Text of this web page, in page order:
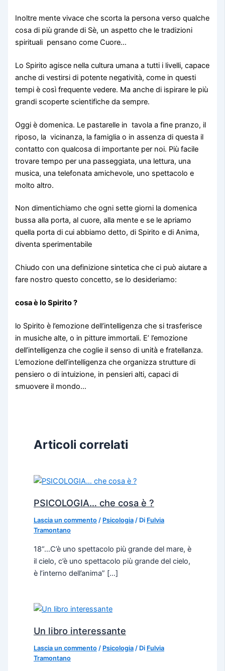
Inoltre mente vivace che scorta la persona verso qualche
cosa di più grande di Sè, un aspetto che le tradizioni
spirituali pensano come Cuore…
Lo Spirito agisce nella cultura umana a tutti i livelli, capace
anche di vestirsi di potente negatività, come in questi
tempi è così frequente vedere. Ma anche di ispirare le più
grandi scoperte scientifiche da sempre.
Oggi è domenica. Le pastarelle in tavola a fine pranzo, il
riposo, la vicinanza, la famiglia o in assenza di questa il
contatto con qualcosa di importante per noi. Più facile
trovare tempo per una passeggiata, una lettura, una
musica, una telefonata amichevole, uno spettacolo e
molto altro.
Non dimentichiamo che ogni sette giorni la domenica
bussa alla porta, al cuore, alla mente e se le apriamo
quella porta di cui abbiamo detto, di Spirito e di Anima,
diventa sperimentabile
Chiudo con una definizione sintetica che ci può aiutare a
fare nostro questo concetto, se lo desideriamo:
cosa è lo Spirito ?
lo Spirito è l’emozione dell’intelligenza che si trasferisce
in musiche alte, o in pitture immortali. E’ l’emozione
dell’intelligenza che coglie il senso di unità e fratellanza.
L’emozione dell’intelligenza che organizza strutture di
pensiero o di intuizione, in pensieri alti, capaci di
smuovere il mondo…
Articoli correlati
PSICOLOGIA… che cosa è ?
Lascia un commento / Psicologia/ Di Fulvia
Tramontano
18“…C’è uno spettacolo più grande del mare, è
il cielo, c’è uno spettacolo più grande del cielo,
è l’interno dell’anima” […]
Un libro interessante
Lascia un commento / Psicologia/ Di Fulvia
Tramontano